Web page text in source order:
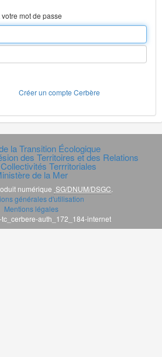
mot de passe
Créer un compte Cerbère
la Transition Écologique
des Territoires et des Relations
Terrritoriales
de la Mer
numérique SG/DNUM/DSGC.
générales d'utilisation
Mentions légales
auth_172_184-internet